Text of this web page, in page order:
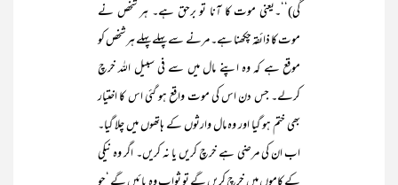
گی)‘‘۔یعنی موت کا آنا تو برحق ہے۔ ہر شخص نے
موت کا ذائقہ چکھنا ہے۔ مرنے سے پہلے پہلے ہر شخص کو
موقع ہے کہ وہ اپنے مال میں سے فی سبیل اللہ خرچ
کرلے۔ جس دن اس کی موت واقع ہو گئی اس کا اختیار
بھی ختم ہو گیا اور وہ مال وارثوں کے ہاتھوں میں چلا گیا۔
اب ان کی مرضی ہے خرچ کریں یا نہ کریں۔ اگر وہ نیکی